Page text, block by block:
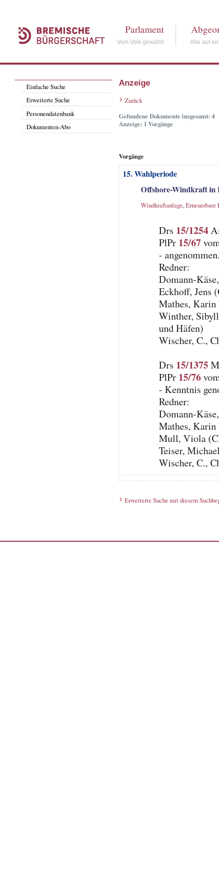
Parlament
Vom Volk gewählt Alle auf
Einfache Suche
Erweiterte Suche
Personendatenbank
Dokumenten-Abo
Anzeige
Zurück
Gefundene Dokumente insgesamt: 4
Anzeige: 1 Vorgänge
Vorgänge
15. Wahlperiode
Offshore-Windkraft in
Windkraftanlage,Erneuerbare
Drs 15/1254
PlPr 15/67
-
Redner:
Domann-
Eckhoff, Jens
Mathes,
Winther,
und Häfen)
Wischer, C.,
Drs 15/1375
PlPr 15/76
- Kenntnis
Redner:
Domann-
Mathes,
Mull, Viola
Teiser,
Wischer, C.,
Erweiterte Suche mit diesem